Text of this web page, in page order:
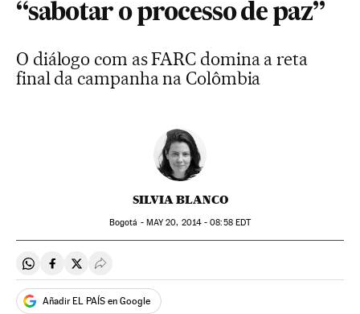
“sabotar o processo de paz”
O diálogo com as FARC domina a reta
final da campanha na Colômbia
SILVIA BLANCO
Bogotá - MAY20, 2014 - 08:58EDT
Compartir en Whatsapp
Compartir en Facebook
Compartir en Twitter
Desplegar Redes Sociales
Añadir EL PAÍS en Google